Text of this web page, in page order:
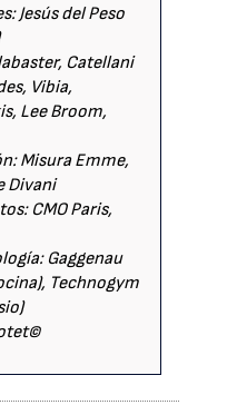
Jesús del Peso
Catellani
Vibia,
Lee Broom,
Misura Emme,
Divani
CMO Paris,
Gaggenau
Technogym